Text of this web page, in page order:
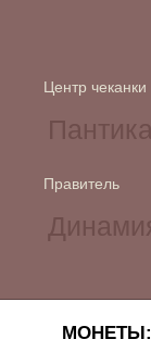
Центр чеканки
Правитель